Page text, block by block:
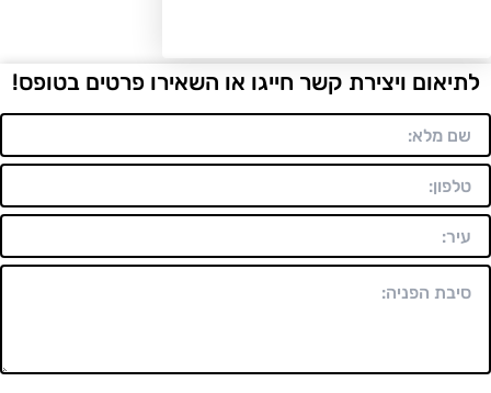
ויצירת קשר חייגו או השאירו פרטים בטופס!